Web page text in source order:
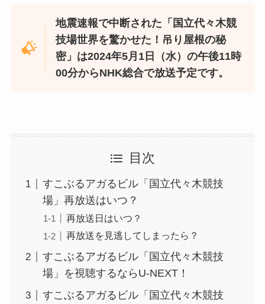
地震速報で中断された「国立代々木競
技場世界を驚かせた！吊り屋根の秘
密」は2024年5月1日（水）の午後11時
00分からNHK総合で放送予定です。
目次
すこぶるアガるビル「国立代々木競技
場」再放送はいつ？
再放送日はいつ？
再放送を見逃してしまったら？
すこぶるアガるビル「国立代々木競技
場」を視聴するならU-NEXT！
すこぶるアガるビル「国立代々木競技